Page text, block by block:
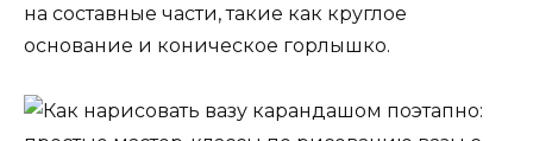
на составные части, такие как круглое
основание и коническое горлышко.